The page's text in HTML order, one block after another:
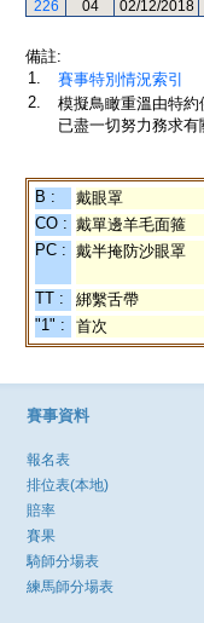
226
04 02/12/2018
備註:
1.
賽事特別情況索引
2.
模擬鳥瞰重溫由特
已盡一切努力務求
B : 戴眼罩
CO : 戴單邊羊毛面箍
PC : 戴半掩防沙眼罩
TT : 綁繫舌帶
"1" :
首次
賽事資料
報名表
排位表(本地)
賠率
賽果
騎師分場表
練馬師分場表